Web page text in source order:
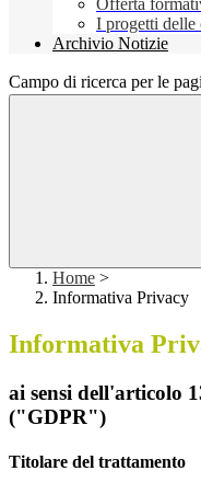
Offerta
I progetti delle
Archivio Notizie
Campo di ricerca per le
Home >
Informativa Privacy
Informativa
ai sensi dell'articolo
("GDPR")
Titolare del trattamento